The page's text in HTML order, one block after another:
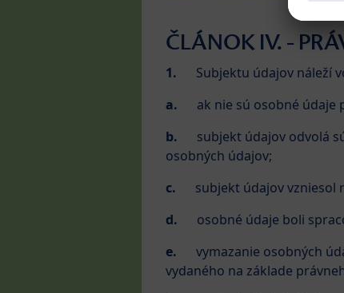
ČLÁNOK IV. -
1. Subjektu údajov náleží
a. ak nie sú osobné
b. subjekt údajov odvolá
osobných údajov;
c. subjekt údajov vzniesol
d. osobné údaje boli
e. vymazanie osobných
vydaného na základe